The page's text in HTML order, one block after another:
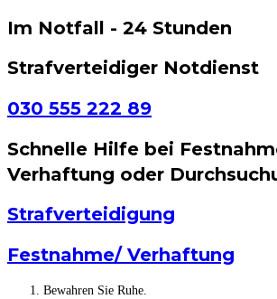
Im Notfall - 24 Stunden
Strafverteidiger Notdienst
030 555 222 89
Schnelle Hilfe bei
Verhaftung oder
Strafverteidigung
Festnahme/ Verhaftung
Bewahren Sie Ruhe.